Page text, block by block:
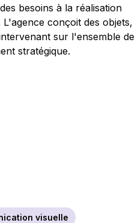
besoins à la réalisation
conçoit des objets,
sur l'ensemble de
stratégique.
visuelle